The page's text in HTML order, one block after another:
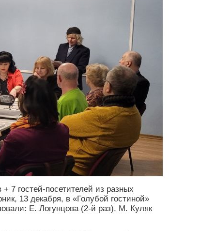
7 гостей-посетителей из разных
13 декабря, в «Голубой гостиной»
Е. Логунцова (2-й раз), М. Куляк